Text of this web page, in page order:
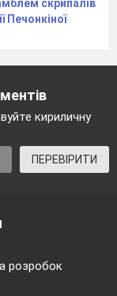
скрипалів
Печонкіної
кириличну
ПЕРЕВІРИТИ
розробок